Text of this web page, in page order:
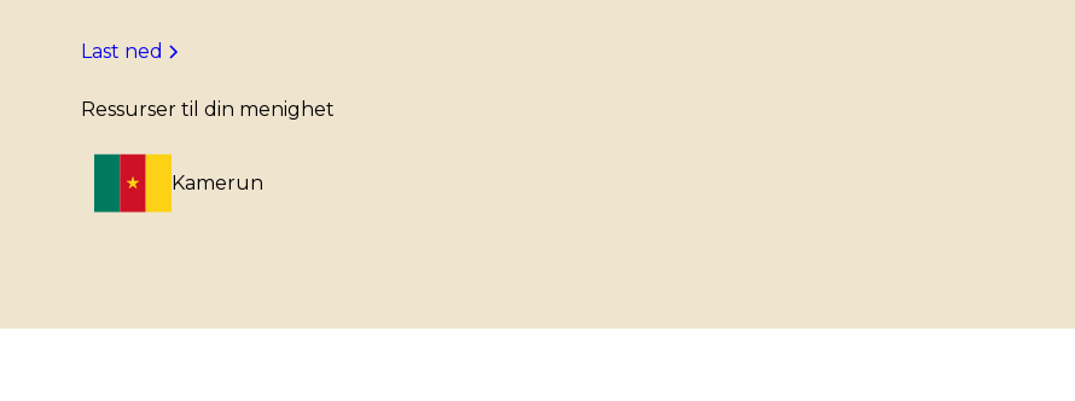
Last ned
Ressurser til din menighet
Kamerun